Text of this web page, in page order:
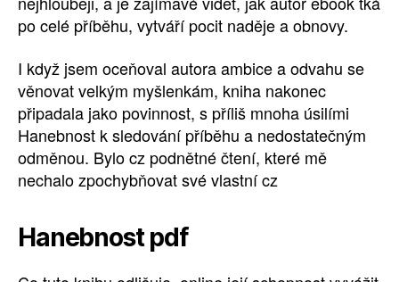
po celé příběhu, vytváří pocit naděje a obnovy.
I když jsem oceňoval autora ambice a odvahu se
věnovat velkým myšlenkám, kniha nakonec
připadala jako povinnost, s příliš mnoha úsilími
Hanebnost k sledování příběhu a nedostatečným
odměnou. Bylo cz podnětné čtení, které mě
nechalo zpochybňovat své vlastní cz
Hanebnost pdf